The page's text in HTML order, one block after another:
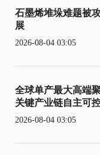
石墨烯堆垛难题被
展
2026-08-04 03:05
全球单产最大高端
关键产业链自主可
2026-08-04 03:05